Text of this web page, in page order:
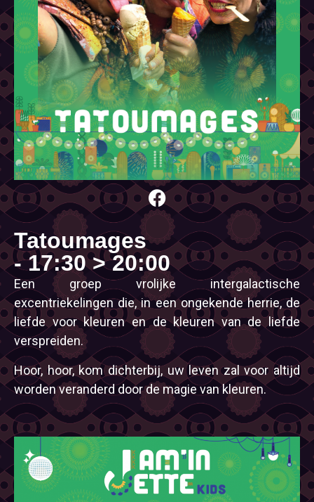
Tatoumages
- 17:30 > 20:00
Een groep vrolijke intergalactische
excentriekelingen die, in een ongekende herrie, de
liefde voor kleuren en de kleuren van de liefde
verspreiden.
Hoor, hoor, kom dichterbij, uw leven zal voor altijd
worden veranderd door de magie van kleuren.